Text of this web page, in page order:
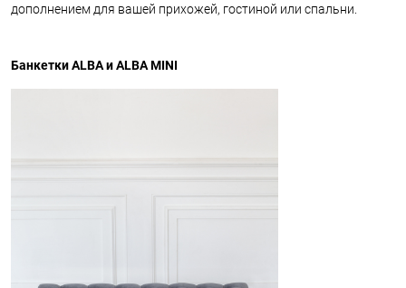
дополнением для вашей прихожей, гостиной или спальни.
Банкетки ALBA и ALBA MINI